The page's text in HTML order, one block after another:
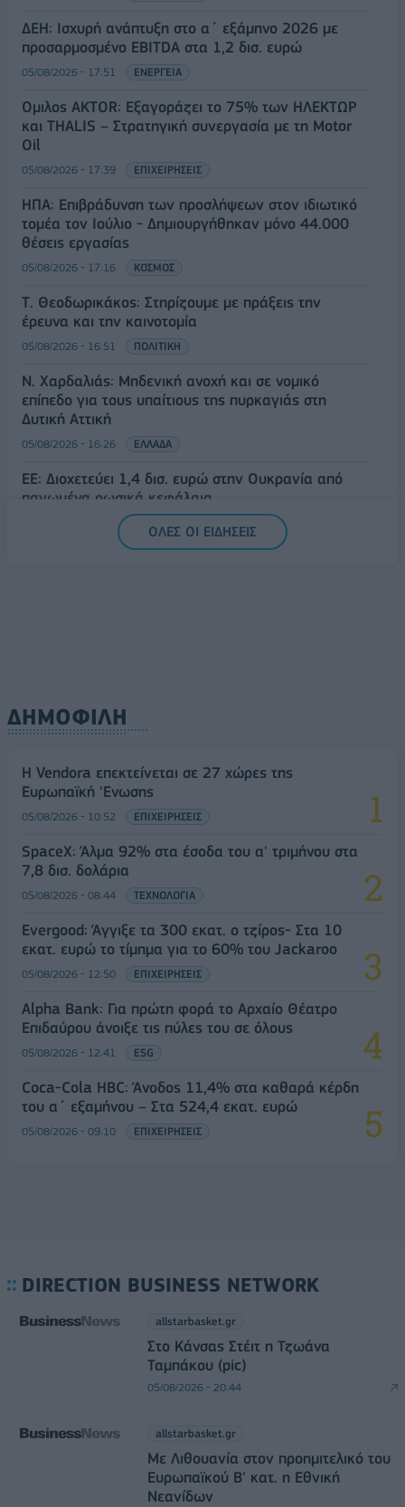
ΔΕΗ: Ισχυρή ανάπτυξη στο α΄ εξάμηνο 2026 με
προσαρμοσμένο EBITDA στα 1,2 δισ. ευρώ
05/08/2026 - 17:51 ΕΝΕΡΓΕΙΑ
Όμιλος AKTOR: Εξαγοράζει το 75% των ΗΛΕΚΤΩΡ
και THALIS – Στρατηγική συνεργασία με τη Motor
Oil
05/08/2026 - 17:39 ΕΠΙΧΕΙΡΗΣΕΙΣ
ΗΠΑ: Επιβράδυνση των προσλήψεων στον ιδιωτικό
τομέα τον Ιούλιο - Δημιουργήθηκαν μόνο 44.000
θέσεις εργασίας
05/08/2026 - 17:16 ΚΟΣΜΟΣ
Τ. Θεοδωρικάκος: Στηρίζουμε με πράξεις την
έρευνα και την καινοτομία
05/08/2026 - 16:51 ΠΟΛΙΤΙΚΗ
Ν. Χαρδαλιάς: Μηδενική ανοχή και σε νομικό
επίπεδο για τους υπαίτιους της πυρκαγιάς στη
Δυτική Αττική
05/08/2026 - 16:26 ΕΛΛΑΔΑ
ΕΕ: Διοχετεύει 1,4 δισ. ευρώ στην Ουκρανία από
παγωμένα ρωσικά κεφάλαια
ΟΛΕΣ ΟΙ ΕΙΔΗΣΕΙΣ
ΔΗΜΟΦΙΛΗ
Η Vendora επεκτείνεται σε 27 χώρες της
Ευρωπαϊκή 'Ενωσης
05/08/2026 - 10:52 ΕΠΙΧΕΙΡΗΣΕΙΣ
SpaceX: Άλμα 92% στα έσοδα του α' τριμήνου στα
7,8 δισ. δολάρια
05/08/2026 - 08:44 ΤΕΧΝΟΛΟΓΙΑ
Evergood: Άγγιξε τα 300 εκατ. ο τζίρος- Στα 10
εκατ. ευρώ το τίμημα για το 60% του Jackaroo
05/08/2026 - 12:50 ΕΠΙΧΕΙΡΗΣΕΙΣ
Alpha Bank: Για πρώτη φορά το Αρχαίο Θέατρο
Επιδαύρου άνοιξε τις πύλες του σε όλους
05/08/2026 - 12:41 ESG
Coca-Cola HBC: Άνοδος 11,4% στα καθαρά κέρδη
του α΄ εξαμήνου – Στα 524,4 εκατ. ευρώ
05/08/2026 - 09:10 ΕΠΙΧΕΙΡΗΣΕΙΣ
DIRECTION BUSINESS NETWORK
allstarbasket.gr
Στο Κάνσας Στέιτ η Τζωάνα
Ταμπάκου (pic)
05/08/2026 - 20:44
allstarbasket.gr
Με Λιθουανία στον προημιτελικό του
Ευρωπαϊκού Β' κατ. η Εθνική
Νεανίδων